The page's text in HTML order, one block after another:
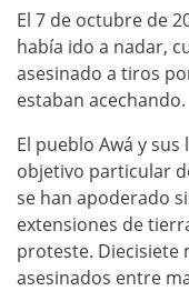
El 7 de octubre de
había ido a nadar,
asesinado a tiros
estaban acechando.
El pueblo Awá y
objetivo particular
se han apoderado
extensiones de
proteste. Diecisiete
asesinados entre